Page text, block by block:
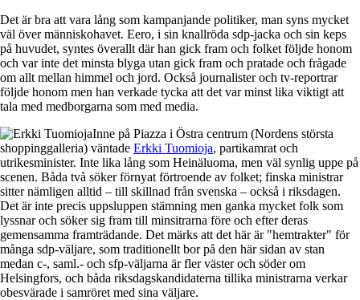
Det är bra att vara lång som kampanjande politiker, man syns mycket
väl över människohavet. Eero, i sin knallröda sdp-jacka och sin keps
på huvudet, syntes överallt där han gick fram och folket följde honom
och var inte det minsta blyga utan gick fram och pratade och frågade
om allt mellan himmel och jord. Också journalister och tv-reportrar
följde honom men han verkade tycka att det var minst lika viktigt att
tala med medborgarna som med media.
Inne på Piazza i Östra centrum (Nordens största
shoppinggalleria) väntade Erkki Tuomioja, partikamrat och
utrikesminister. Inte lika lång som Heinäluoma, men väl synlig uppe på
scenen. Båda två söker förnyat förtroende av folket; finska ministrar
sitter nämligen alltid – till skillnad från svenska – också i riksdagen.
Det är inte precis uppsluppen stämning men ganka mycket folk som
lyssnar och söker sig fram till minsitrarna före och efter deras
gemensamma framträdande. Det märks att det här är "hemtrakter" för
många sdp-väljare, som traditionellt bor på den här sidan av stan
medan c-, saml.- och sfp-väljarna är fler väster och söder om
Helsingfors, och båda riksdagskandidaterna tillika ministrarna verkar
obesvärade i samröret med sina väljare.